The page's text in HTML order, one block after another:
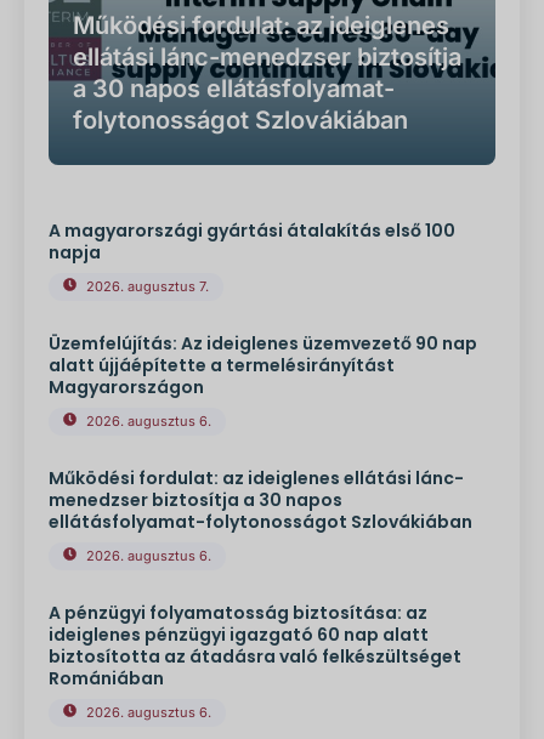
Működési fordulat: az ideiglenes
ellátási lánc-menedzser biztosítja
a 30 napos ellátásfolyamat-
folytonosságot Szlovákiában
A magyarországi gyártási átalakítás első 100
napja
2026. augusztus 7.
Üzemfelújítás: Az ideiglenes üzemvezető 90 nap
alatt újjáépítette a termelésirányítást
Magyarországon
2026. augusztus 6.
Működési fordulat: az ideiglenes ellátási lánc-
menedzser biztosítja a 30 napos
ellátásfolyamat-folytonosságot Szlovákiában
2026. augusztus 6.
A pénzügyi folyamatosság biztosítása: az
ideiglenes pénzügyi igazgató 60 nap alatt
biztosította az átadásra való felkészültséget
Romániában
2026. augusztus 6.